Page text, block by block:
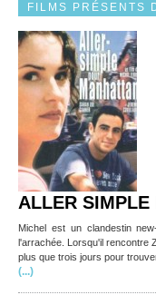
FILMS PRÉSENTS
ALLER SIMPLE
Michel est un clandestin
l'arrachée. Lorsqu'il rencontre
plus que trois jours pour
(...)